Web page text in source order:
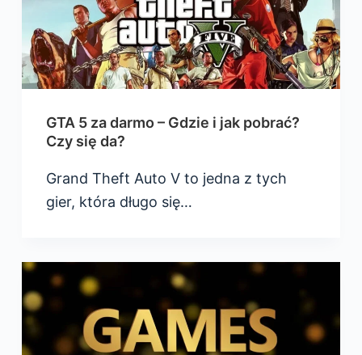
GTA 5 za darmo – Gdzie i jak pobrać?
Czy się da?
Grand Theft Auto V to jedna z tych
gier, która długo się…